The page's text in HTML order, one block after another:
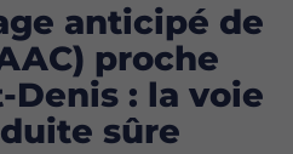
anticipé de
proche
Denis : la voie
sûre